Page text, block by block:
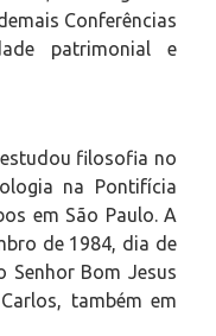
Conferências
patrimonial e
filosofia no
na Pontifícia
em São Paulo. A
de 1984, dia de
Senhor Bom Jesus
também em